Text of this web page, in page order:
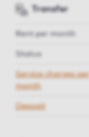
Transfer
Rent per month
Status
Service charges per
month
Deposit